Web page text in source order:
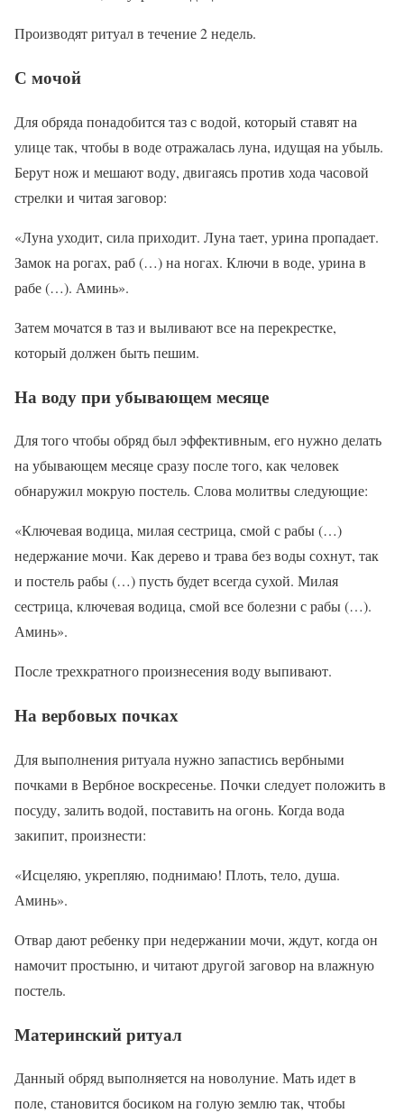
Производят ритуал в течение 2 недель.
С мочой
Для обряда понадобится таз с водой, который ставят на
улице так, чтобы в воде отражалась луна, идущая на убыль.
Берут нож и мешают воду, двигаясь против хода часовой
стрелки и читая заговор:
«Луна уходит, сила приходит. Луна тает, урина пропадает.
Замок на рогах, раб (…) на ногах. Ключи в воде, урина в
рабе (…). Аминь».
Затем мочатся в таз и выливают все на перекрестке,
который должен быть пешим.
На воду при убывающем месяце
Для того чтобы обряд был эффективным, его нужно делать
на убывающем месяце сразу после того, как человек
обнаружил мокрую постель. Слова молитвы следующие:
«Ключевая водица, милая сестрица, смой с рабы (…)
недержание мочи. Как дерево и трава без воды сохнут, так
и постель рабы (…) пусть будет всегда сухой. Милая
сестрица, ключевая водица, смой все болезни с рабы (…).
Аминь».
После трехкратного произнесения воду выпивают.
На вербовых почках
Для выполнения ритуала нужно запастись вербными
почками в Вербное воскресенье. Почки следует положить в
посуду, залить водой, поставить на огонь. Когда вода
закипит, произнести:
«Исцеляю, укрепляю, поднимаю! Плоть, тело, душа.
Аминь».
Отвар дают ребенку при недержании мочи, ждут, когда он
намочит простыню, и читают другой заговор на влажную
постель.
Материнский ритуал
Данный обряд выполняется на новолуние. Мать идет в
поле, становится босиком на голую землю так, чтобы